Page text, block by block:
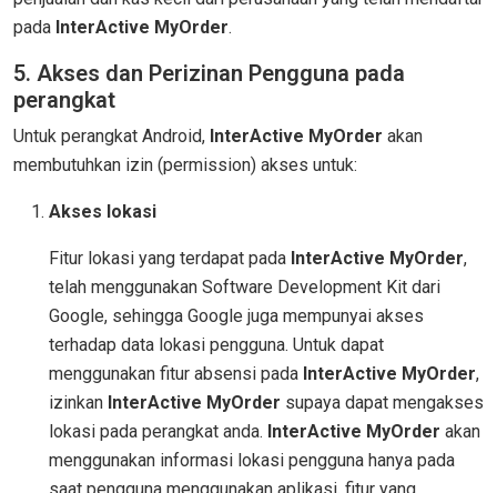
pada InterActive MyOrder.
5. Akses dan Perizinan Pengguna pada
perangkat
Untuk perangkat Android, InterActive MyOrder akan
membutuhkan izin (permission) akses untuk:
Akses lokasi
Fitur lokasi yang terdapat pada InterActive MyOrder,
telah menggunakan Software Development Kit dari
Google, sehingga Google juga mempunyai akses
terhadap data lokasi pengguna. Untuk dapat
menggunakan fitur absensi pada InterActive MyOrder,
izinkan InterActive MyOrder supaya dapat mengakses
lokasi pada perangkat anda. InterActive MyOrder akan
menggunakan informasi lokasi pengguna hanya pada